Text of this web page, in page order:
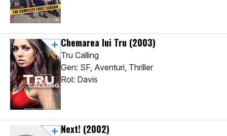
Chemarea lui Tru (2003)
Tru Calling
Gen: SF, Aventuri, Thriller
Rol: Davis
Next! (2002)